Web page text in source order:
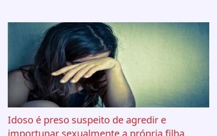
Idoso é preso suspeito de agredir e
importunar sexualmente a própria filha